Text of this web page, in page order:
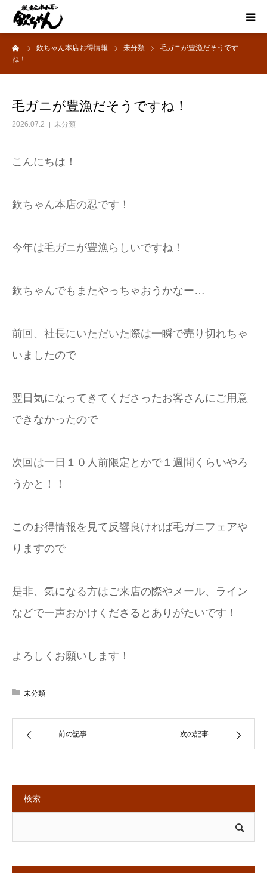
欽ちゃん本店お得情報 未分類
毛ガニが豊漁だそうです
ね！
毛ガニが豊漁だそうですね！
2026.07.2 未分類
こんにちは！
欽ちゃん本店の忍です！
今年は毛ガニが豊漁らしいですね！
欽ちゃんでもまたやっちゃおうかなー…
前回、社長にいただいた際は一瞬で売り切れちゃ
いましたので
翌日気になってきてくださったお客さんにご用意
できなかったので
次回は一日１０人前限定とかで１週間くらいやろ
うかと！！
このお得情報を見て反響良ければ毛ガニフェアや
りますので
是非、気になる方はご来店の際やメール、ライン
などで一声おかけくださるとありがたいです！
よろしくお願いします！
未分類
前の記事 次の記事
検索
HOME
お品書き
採用情報
加藤商店TOP